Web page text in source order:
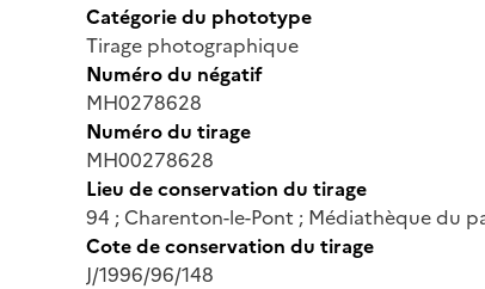
Catégorie du phototype
Tirage photographique
Numéro du négatif
MH0278628
Numéro du tirage
MH00278628
Lieu de conservation du tirage
94 ; Charenton-le-Pont ; Médiathèque du
Cote de conservation du tirage
J/1996/96/148